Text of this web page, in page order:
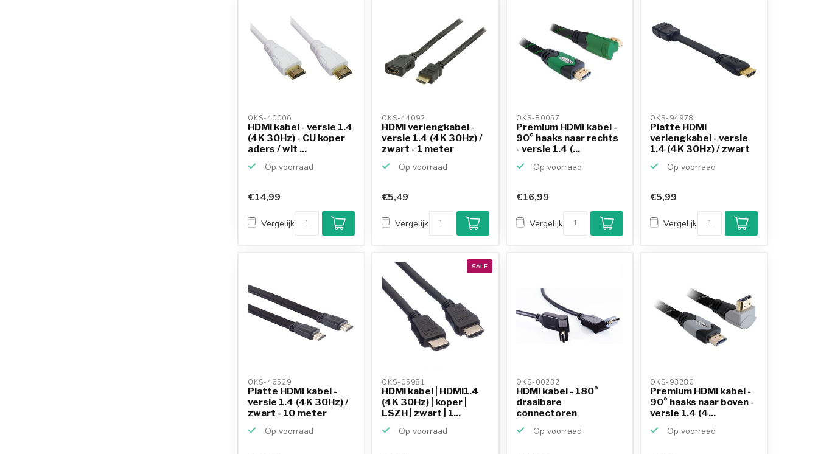
OKS-40006
HDMI kabel - versie 1.4
(4K 30Hz) - CU koper
aders / wit ...
Op voorraad
€14,99
Vergelijk
OKS-44092
HDMI verlengkabel -
versie 1.4 (4K 30Hz) /
zwart - 1 meter
Op voorraad
€5,49
Vergelijk
OKS-80057
Premium HDMI kabel -
90° haaks naar rechts
- versie 1.4 (...
Op voorraad
€16,99
Vergelijk
OKS-94978
Platte HDMI
verlengkabel - versie
1.4 (4K 30Hz) / zwart
Op voorraad
€5,99
Vergelijk
OKS-46529
Platte HDMI kabel -
versie 1.4 (4K 30Hz) /
zwart - 10 meter
Op voorraad
SALE
OKS-05981
HDMI kabel | HDMI1.4
(4K 30Hz) | koper |
LSZH | zwart | 1...
Op voorraad
OKS-00232
HDMI kabel - 180°
draaibare
connectoren
Op voorraad
OKS-93280
Premium HDMI kabel -
90° haaks naar boven -
versie 1.4 (4...
Op voorraad